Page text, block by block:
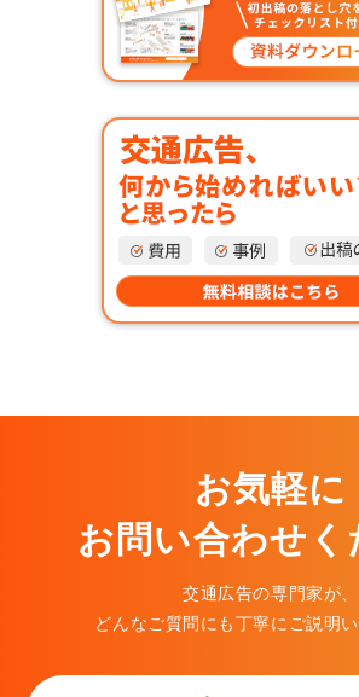
お気軽に
お問い合わせく
交通広告の専門家が、
どんなご質問にも丁寧にご説明い